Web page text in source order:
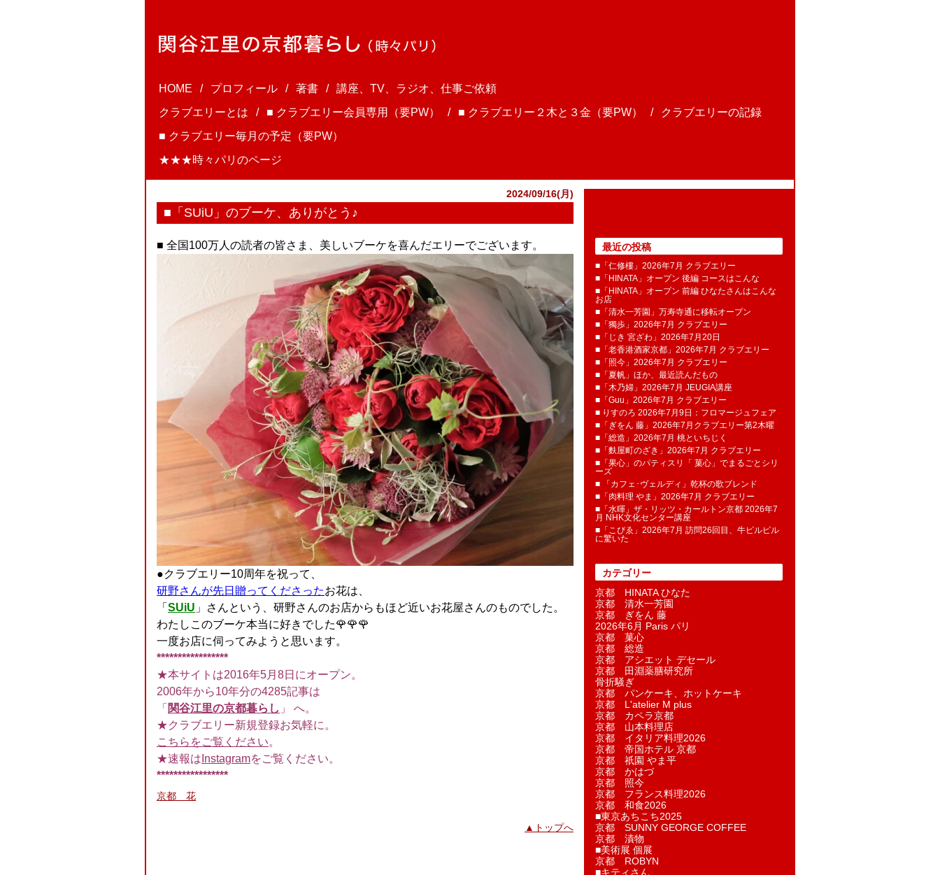
HOME プロフィール 著書
講座、TV、ラジオ、仕事ご依頼
クラブエリーとは
■ クラブエリー会員専用（要PW） ■ クラブエリー２木と３金（要PW）
クラブエリーの記録
■ クラブエリー毎月の予定（要PW）
★★★時々パリのページ
2024/09/16(月)
■「SUiU」のブーケ、ありがとう♪
■ 全国100万人の読者の皆さま、美しいブーケを喜んだエリーでございます。
●クラブエリー10周年を祝って、
研野さんが先日贈ってくださったお花は、
「 SUiU 」さんという、研野さんのお店からもほど近いお花屋さんのものでした。
わたしこのブーケ本当に好きでした🌹🌹🌹
一度お店に伺ってみようと思います。
*****************
★本サイトは2016年5月8日にオープン。
2006年から10年分の4285記事は
「 関谷江里の京都暮らし 」 へ。
★クラブエリー新規登録お気軽に。
こちらをご覧ください。
★速報は Instagramをご覧ください。
*****************
京都 花
▲トップへ
最近の投稿
■「仁修樓」2026年7月 クラブエリー
■「HINATA」オープン 後編 コースはこんな
■「HINATA」オープン 前編 ひなたさんはこんな
お店
■「清水一芳園」万寿寺通に移転オープン
■「獨歩」2026年7月 クラブエリー
■「じき 宮ざわ」2026年7月20日
■「老香港酒家京都」2026年7月 クラブエリー
■「照今」2026年7月 クラブエリー
■「夏帆」ほか、最近読んだもの
■「木乃婦」2026年7月 JEUGIA講座
■「Guu」2026年7月 クラブエリー
■ りすのろ 2026年7月9日：フロマージュフェア
■「ぎをん 藤」2026年7月クラブエリー第2木曜
■「総造」2026年7月 桃といちじく
■「麩屋町のざき」2026年7月 クラブエリー
■「果心」のパティスリ「 菓​心」でまるごとシリ
ーズ
■ 「カフェ･ヴェルディ」乾杯の歌ブレンド
■「肉料理 やま」2026年7月 クラブエリー
■「水暉」ザ・リッツ・カールトン京都 2026年7
月 NHK文化センター講座
■「こぴゑ」2026年7月 訪問26回目、牛ピルピル
に驚いた
カテゴリー
京都 HINATA ひなた
京都 清水一芳園
京都 ぎをん 藤
2026年6月 Paris パリ
京都 菓​心
京都 総造
京都 アシエット デセール
京都 田淵薬膳研究所
骨折騒ぎ
京都 パンケーキ、ホットケーキ
京都 L'atelier M plus
京都 カペラ京都
京都 山本料理店
京都 イタリア料理2026
京都 帝国ホテル 京都
京都 祇園 やま平
京都 かはづ
京都 照今
京都 フランス料理2026
京都 和食2026
■東京あちこち2025
京都 SUNNY GEORGE COFFEE
京都 漬物
■美術展 個展
京都 ROBYN
■キティさん